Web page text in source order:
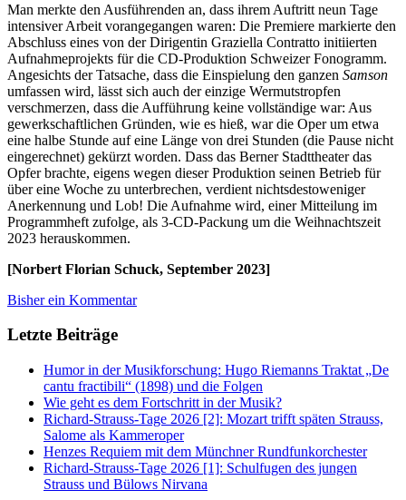
Man merkte den Ausführenden an, dass ihrem Auftritt neun Tage
intensiver Arbeit vorangegangen waren: Die Premiere markierte den
Abschluss eines von der Dirigentin Graziella Contratto initiierten
Aufnahmeprojekts für die CD-Produktion Schweizer Fonogramm.
Angesichts der Tatsache, dass die Einspielung den ganzen Samson
umfassen wird, lässt sich auch der einzige Wermutstropfen
verschmerzen, dass die Aufführung keine vollständige war: Aus
gewerkschaftlichen Gründen, wie es hieß, war die Oper um etwa
eine halbe Stunde auf eine Länge von drei Stunden (die Pause nicht
eingerechnet) gekürzt worden. Dass das Berner Stadttheater das
Opfer brachte, eigens wegen dieser Produktion seinen Betrieb für
über eine Woche zu unterbrechen, verdient nichtsdestoweniger
Anerkennung und Lob! Die Aufnahme wird, einer Mitteilung im
Programmheft zufolge, als 3-CD-Packung um die Weihnachtszeit
2023 herauskommen.
[Norbert Florian Schuck, September 2023]
Bisher ein Kommentar
Letzte Beiträge
Humor in der Musikforschung: Hugo Riemanns Traktat „De
cantu fractibili“ (1898) und die Folgen
Wie geht es dem Fortschritt in der Musik?
Richard-Strauss-Tage 2026 [2]: Mozart trifft späten Strauss,
Salome als Kammeroper
Henzes Requiem mit dem Münchner Rundfunkorchester
Richard-Strauss-Tage 2026 [1]: Schulfugen des jungen
Strauss und Bülows Nirvana